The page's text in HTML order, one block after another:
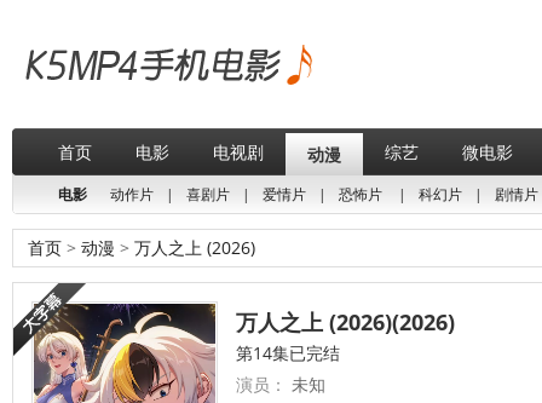
首页 电影 电视剧 动漫 综艺 微电影
电影 动作片 | 喜剧片 | 爱情片 | 恐怖片 | 科幻片 | 剧情片
首页 > 动漫 > 万人之上 (2026)
万人之上 (2026)(2026)
第14集已完结
演员： 未知